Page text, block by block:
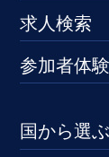
求人検索
参加者体
国から選ぶ